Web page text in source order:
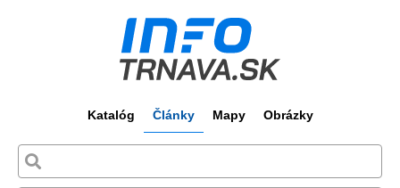
Katalóg Články Mapy Obrázky